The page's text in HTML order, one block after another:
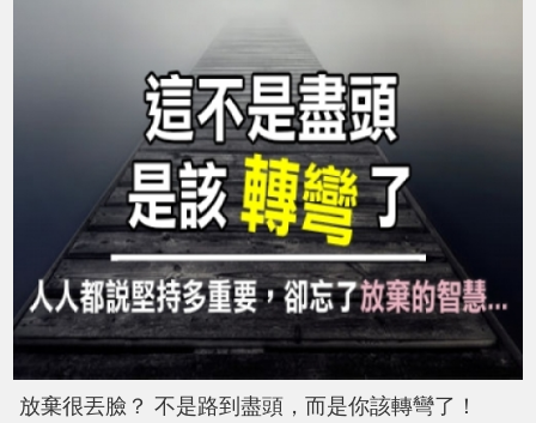
放棄很丟臉？ 不是路到盡頭，而是你該轉彎了！